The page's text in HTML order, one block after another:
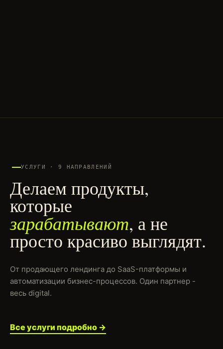
УСЛУГИ · 9 НАПРАВЛЕНИЙ
Делаем продукты,
которые
зарабатывают, а не
просто красиво выглядят.
От продающего лендинга до SaaS-платформы и
автоматизации бизнес-процессов. Один партнер -
весь digital.
Все услуги подробно →